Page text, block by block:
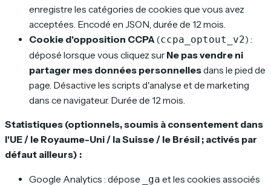
enregistre les catégories de cookies que vous avez
acceptées. Encodé en JSON, durée de 12 mois.
Cookie d'opposition CCPA (ccpa_optout_v2) :
déposé lorsque vous cliquez sur Ne pas vendre ni
partager mes données personnellesdans le pied de
page. Désactive les scripts d'analyse et de marketing
dans ce navigateur. Durée de 12 mois.
Statistiques (optionnels, soumis à consentement dans
l'UE / le Royaume-Uni / la Suisse / le Brésil ; activés par
défaut ailleurs) :
Google Analytics : dépose _ga et les cookies associés